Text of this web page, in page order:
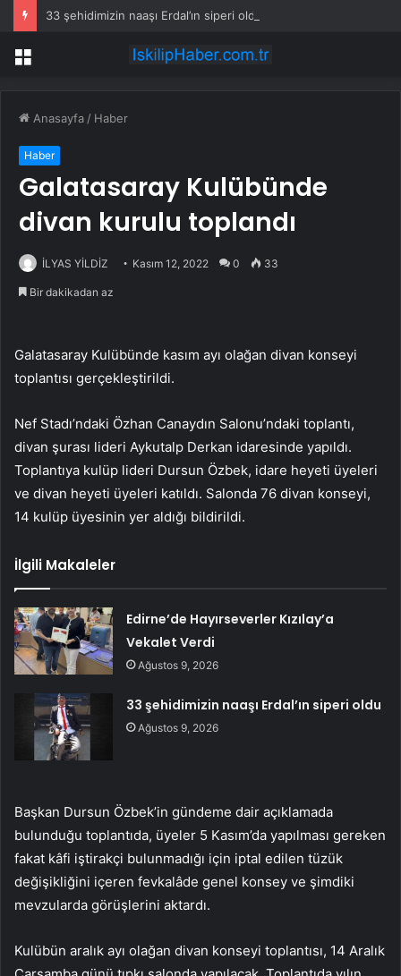
33 şehidimizin naaşı Erdal’ın siperi oldu
Menü
Anasayfa / Haber
Haber
Galatasaray Kulübünde
divan kurulu toplandı
İLYAS YİLDİZ Kasım 12, 2022 0 33
Bir dakikadan az
Galatasaray Kulübünde kasım ayı olağan divan konseyi
toplantısı gerçekleştirildi.
Nef Stadı’ndaki Özhan Canaydın Salonu’ndaki toplantı,
divan şurası lideri Aykutalp Derkan idaresinde yapıldı.
Toplantıya kulüp lideri Dursun Özbek, idare heyeti üyeleri
ve divan heyeti üyeleri katıldı. Salonda 76 divan konseyi,
14 kulüp üyesinin yer aldığı bildirildi.
İlgili Makaleler
Edirne’de Hayırseverler Kızılay’a
Vekalet Verdi
Ağustos 9, 2026
33 şehidimizin naaşı Erdal’ın siperi oldu
Ağustos 9, 2026
Başkan Dursun Özbek’in gündeme dair açıklamada
bulunduğu toplantıda, üyeler 5 Kasım’da yapılması gereken
fakat kâfi iştirakçi bulunmadığı için iptal edilen tüzük
değişikliğini içeren fevkalâde genel konsey ve şimdiki
mevzularda görüşlerini aktardı.
Kulübün aralık ayı olağan divan konseyi toplantısı, 14 Aralık